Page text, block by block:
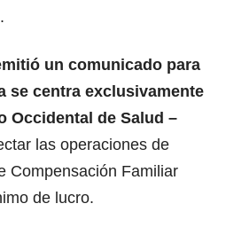
un comunicado para
se centra exclusivamente
Occidental de Salud –
las operaciones de
Compensación Familiar
de lucro.